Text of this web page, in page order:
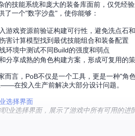
的技能系统和庞大的装备库面前，仅凭经
了一个"数字沙盘"，使你能够：
入游戏资源前验证构建可行性，避免洗点石
害计算模型找到最优技能组合和装备配置
环境中测试不同Build的强度和弱点
和分享成熟的角色构建方案，形成可复用的
而言，PoB不仅是一个工具，更是一种"
在投入生产前解决大部分设计问题。
业选择界面，展示了游戏中所有可用的
掌握Path of Building的三大支